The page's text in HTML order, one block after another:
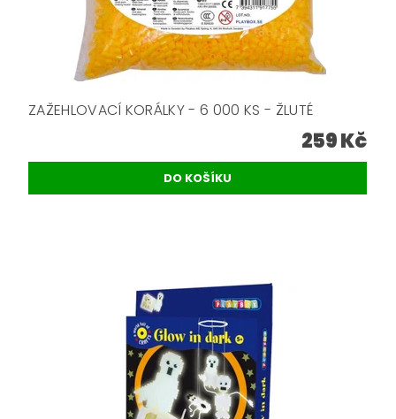
ZAŽEHLOVACÍ KORÁLKY - 6 000 KS - ŽLUTÉ
259 Kč